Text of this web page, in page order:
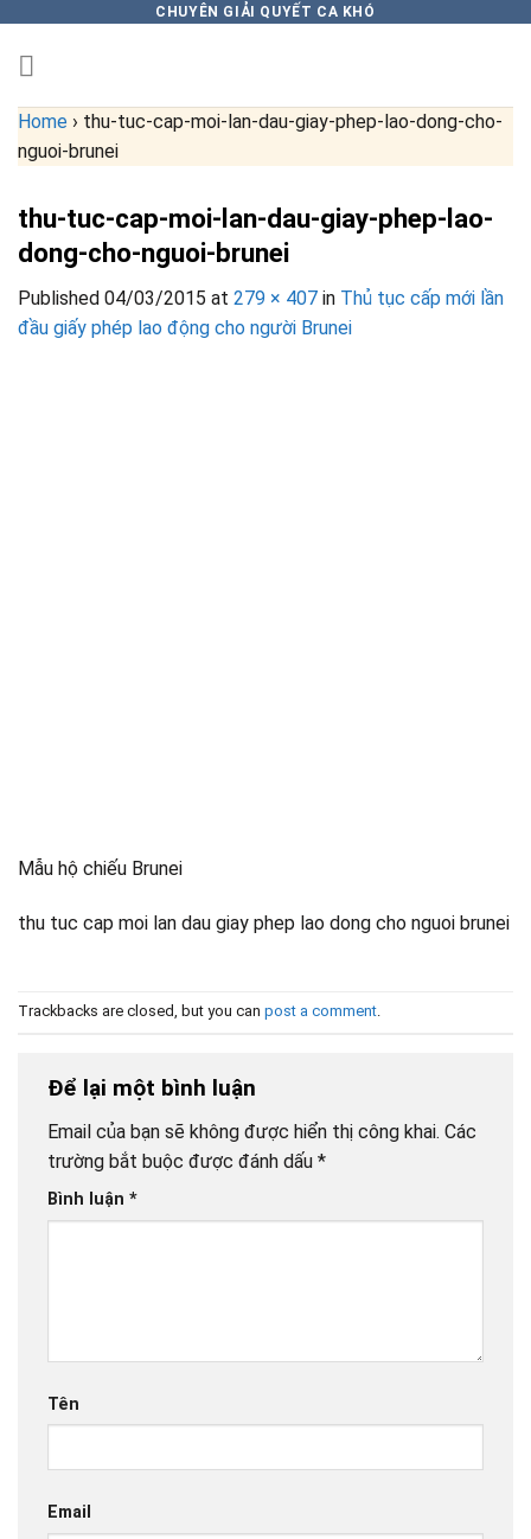
content
CHUYÊN GIẢI QUYẾT CA KHÓ
Home › thu-tuc-cap-moi-lan-dau-giay-phep-lao-dong-cho-
nguoi-brunei
thu-tuc-cap-moi-lan-dau-giay-phep-lao-
dong-cho-nguoi-brunei
Published 04/03/2015 at 279 × 407 in Thủ tục cấp mới lần
đầu giấy phép lao động cho người Brunei
Mẫu hộ chiếu Brunei
thu tuc cap moi lan dau giay phep lao dong cho nguoi brunei
Trackbacks are closed, but you can post a comment.
Để lại một bình luận
Email của bạn sẽ không được hiển thị công khai. Các
trường bắt buộc được đánh dấu *
Bình luận *
Tên
Email